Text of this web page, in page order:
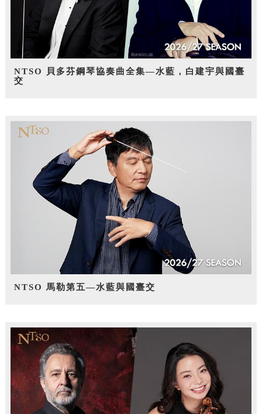
NTSO 貝多芬鋼琴協奏曲全集—水藍，白建宇與國臺
交
NTSO 馬勒第五—水藍與國臺交